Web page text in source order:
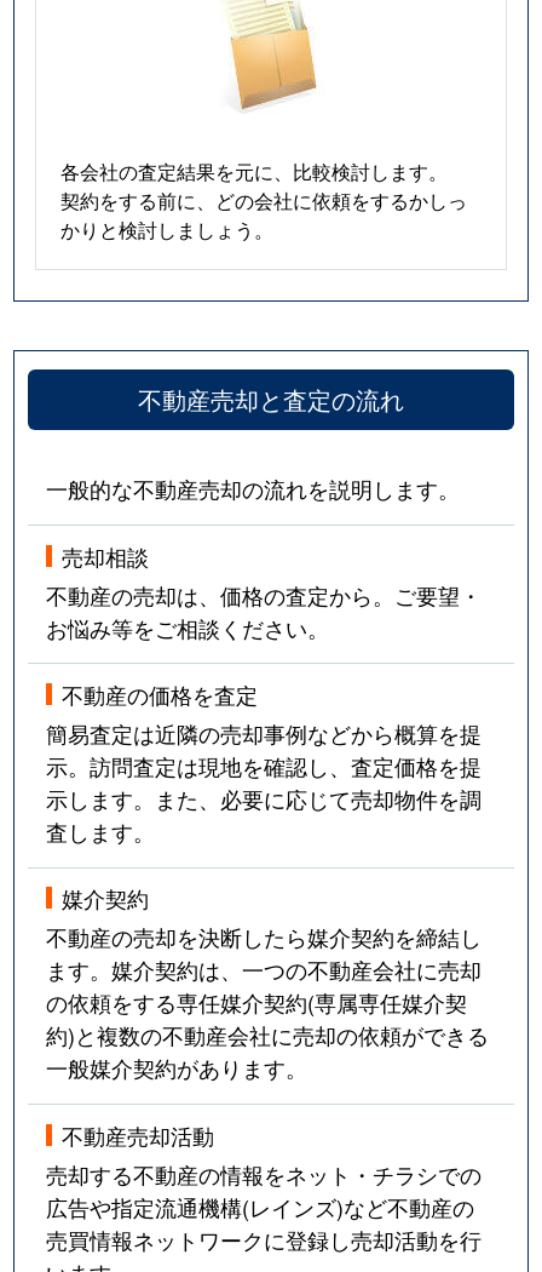
各会社の査定結果を元に、比較検討します。
契約をする前に、どの会社に依頼をするかしっ
かりと検討しましょう。
不動産売却と査定の流れ
一般的な不動産売却の流れを説明します。
売却相談
不動産の売却は、価格の査定から。ご要望・
お悩み等をご相談ください。
不動産の価格を査定
簡易査定は近隣の売却事例などから概算を提
示。訪問査定は現地を確認し、査定価格を提
示します。また、必要に応じて売却物件を調
査します。
媒介契約
不動産の売却を決断したら媒介契約を締結し
ます。媒介契約は、一つの不動産会社に売却
の依頼をする専任媒介契約(専属専任媒介契
約)と複数の不動産会社に売却の依頼ができる
一般媒介契約があります。
不動産売却活動
売却する不動産の情報をネット・チラシでの
広告や指定流通機構(レインズ)など不動産の
売買情報ネットワークに登録し売却活動を行